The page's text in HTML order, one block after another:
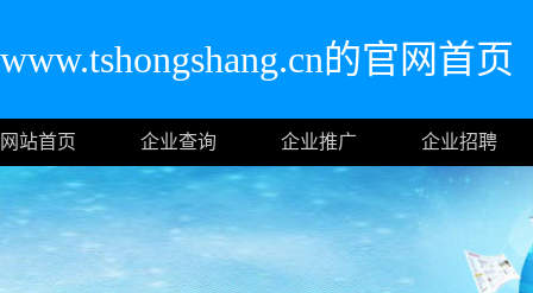
www.tshongshang.cn的官网首页
网站首页 企业查询 企业推广 企业招聘